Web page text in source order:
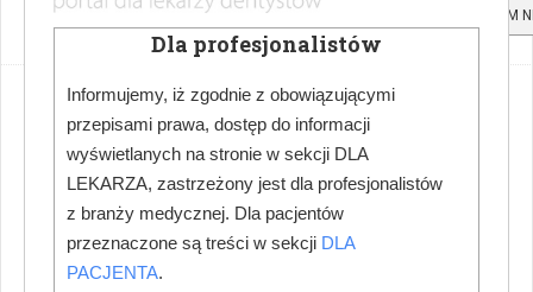
JAK DOKUMENTOWAĆ UDZIELANIE ŚWIADCZEŃ LECZNICZYCH OSOBOM
Dofinansowanie na zakup programu e-
dokumentacji
PIOTR SZYMAŃSKI PRAWO MEDYCZNE
20 SIERPIEŃ 2019
ODSŁON: 1217
Dla profesjonalistów
Informujemy, iż zgodnie z obowiązującymi
przepisami prawa, dostęp do informacji
wyświetlanych na stronie w sekcji DLA
LEKARZA, zastrzeżony jest dla profesjonalistów
z branży medycznej. Dla pacjentów
przeznaczone są treści w sekcji DLA
PACJENTA.